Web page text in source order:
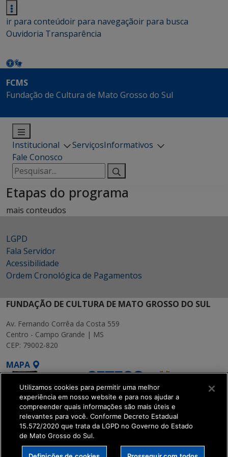
ir para conteúdoir para navegaçãoir para busca
Ouvidoria Transparência
FCMS
Fundação de Cultura de Mato Grosso do Sul
Institucional ServiçosInformativos
Fale Conosco
Pesquisar
por:
Etapas do programa
mais conteudos
LGPD
Fala Servidor
Acessibilidade
Ordem Cronológica de Pagamentos
FUNDAÇÃO DE CULTURA DE MATO GROSSO DO SUL
Av. Fernando Corrêa da Costa 559
Centro - Campo Grande | MS
CEP: 79002-820
MAPA
SETDIG | Secretaria-
Executiva de
Transformação Digital
Utilizamos cookies para permitir uma melhor
experiência em nosso website e para nos ajudar a
compreender quais informações são mais úteis e
relevantes para você. Conforme Decreto Estadual
15.572/2020 que trata da LGPD no Governo do Estado
de Mato Grosso do Sul.